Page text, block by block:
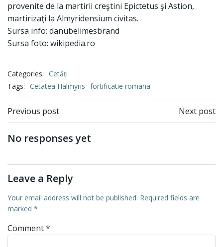
provenite de la martirii creştini Epictetus şi Astion,
martirizaţi la Almyridensium civitas.
Sursa info: danubelimesbrand
Sursa foto: wikipedia.ro
Categories: Cetăți
Tags: Cetatea Halmyris fortificatie romana
Post
navigation
Previous post Next post
No responses yet
Leave a Reply
Your email address will not be published. Required fields are
marked *
Comment*